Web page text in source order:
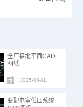
全厂接地平面CAD
图纸
2025-03-31
变配电室低压系统